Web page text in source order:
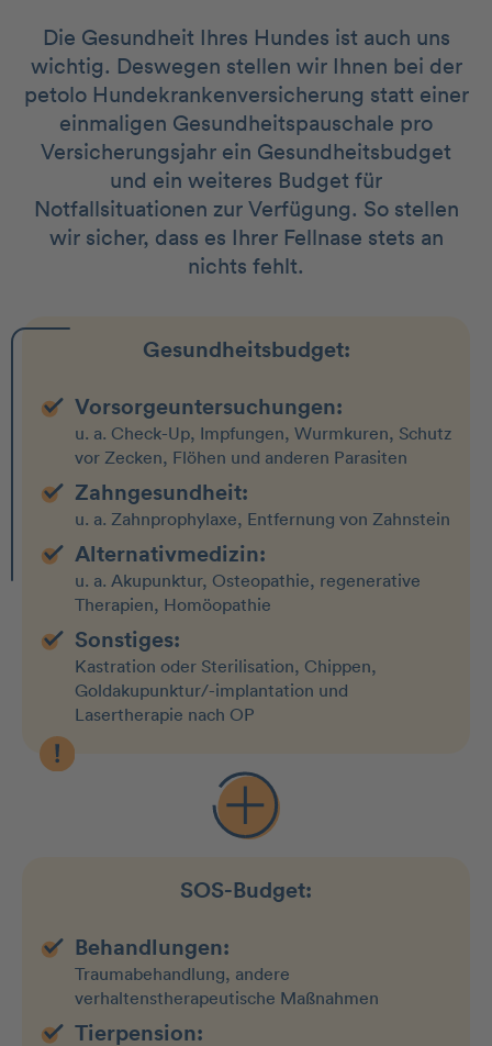
Die Gesundheit Ihres Hundes ist auch uns
wichtig. Deswegen stellen wir Ihnen bei der
petolo Hundekrankenversicherung statt einer
einmaligen Gesundheitspauschale pro
Versicherungsjahr ein Gesundheitsbudget
und ein weiteres Budget für
Notfallsituationen zur Verfügung. So stellen
wir sicher, dass es Ihrer Fellnase stets an
nichts fehlt.
Gesundheitsbudget:
Vorsorgeuntersuchungen:
u. a. Check-Up, Impfungen, Wurmkuren, Schutz
vor Zecken, Flöhen und anderen Parasiten
Zahngesundheit:
u. a. Zahnprophylaxe, Entfernung von Zahnstein
Alternativmedizin:
u. a. Akupunktur, Osteopathie, regenerative
Therapien, Homöopathie
Sonstiges:
Kastration oder Sterilisation, Chippen,
Goldakupunktur/-implantation und
Lasertherapie nach OP
SOS-Budget:
Behandlungen:
Traumabehandlung, andere
verhaltenstherapeutische Maßnahmen
Tierpension: